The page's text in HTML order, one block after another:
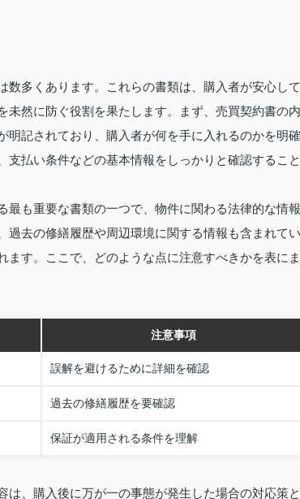
多くあります。これらの書類は、購入者が安心して
然に防ぐ役割を果たします。まず、売買契約書の内
記されており、購入者が何を手に入れるのかを明確
支払い条件などの基本情報をしっかりと確認すること
最も重要な書類の一つで、物件に関わる法律的な情報
去の修繕履歴や周辺環境に関する情報も含まれてい
ます。ここで、どのような点に注意すべきかを表にま
注意事項
誤解を避けるために詳細を確認
過去の修繕履歴を要確認
保証が適用される条件を理解
は、購入後に万が一の事態が発生した場合の対応策と